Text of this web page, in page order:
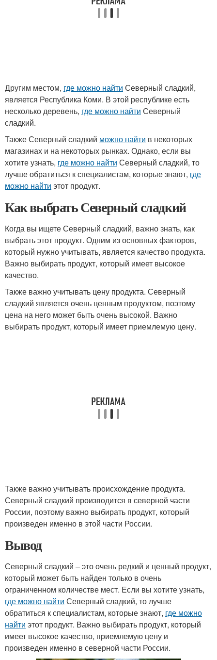
Другим местом, где можно найти Северный сладкий,
является Республика Коми. В этой республике есть
несколько деревень, где можно найти Северный
сладкий.
Также Северный сладкий можно найти в некоторых
магазинах и на некоторых рынках. Однако, если вы
хотите узнать, где можно найти Северный сладкий, то
лучше обратиться к специалистам, которые знают, где
можно найти этот продукт.
Как выбрать Северный сладкий
Когда вы ищете Северный сладкий, важно знать, как
выбрать этот продукт. Одним из основных факторов,
который нужно учитывать, является качество продукта.
Важно выбирать продукт, который имеет высокое
качество.
Также важно учитывать цену продукта. Северный
сладкий является очень ценным продуктом, поэтому
цена на него может быть очень высокой. Важно
выбирать продукт, который имеет приемлемую цену.
Также важно учитывать происхождение продукта.
Северный сладкий производится в северной части
России, поэтому важно выбирать продукт, который
произведен именно в этой части России.
Вывод
Северный сладкий – это очень редкий и ценный продукт,
который может быть найден только в очень
ограниченном количестве мест. Если вы хотите узнать,
где можно найти Северный сладкий, то лучше
обратиться к специалистам, которые знают, где можно
найти этот продукт. Важно выбирать продукт, который
имеет высокое качество, приемлемую цену и
произведен именно в северной части России.